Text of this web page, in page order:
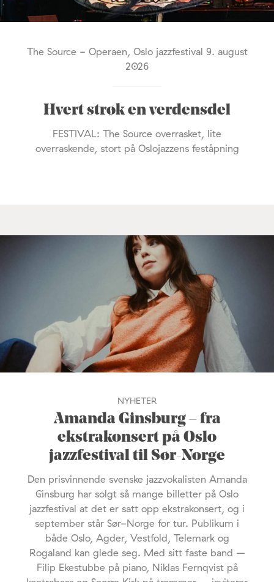
The Source - Operaen, Oslo jazzfestival 9. august
2026
Hvert strøk en verdensdel
FESTIVAL: The Source overrasket, lite
overraskende, stort på Oslojazzens feståpning
NYHETER
Amanda Ginsburg – fra
ekstrakonsert på Oslo
jazzfestival til Sør-Norge
Den prisvinnende svenske jazzvokalisten Amanda
Ginsburg har solgt så mange billetter på Oslo
jazzfestival at det er satt opp ekstrakonsert, og i
september står Sør-Norge for tur. Publikum i
både Oslo, Agder, Vestfold, Telemark og
Rogaland kan glede seg. Med sitt faste band –
Filip Ekestubbe på piano, Niklas Fernqvist på